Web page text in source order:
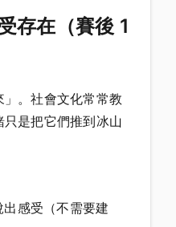
存在（賽後 1
。社會文化常常教
是把它們推到冰山
感受（不需要建